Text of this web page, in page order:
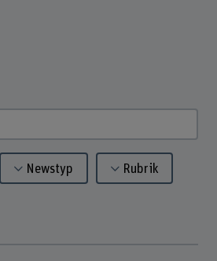
Newstyp Rubrik